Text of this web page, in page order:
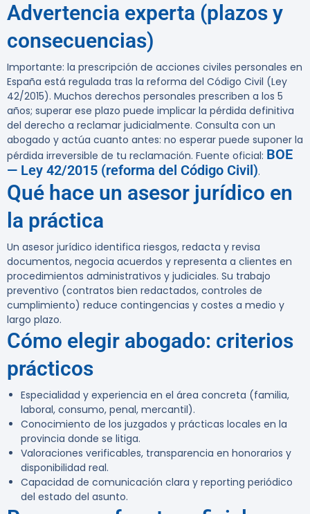
Advertencia experta (plazos y
consecuencias)
Importante: la prescripción de acciones civiles personales en
España está regulada tras la reforma del Código Civil (Ley
42/2015). Muchos derechos personales prescriben a los 5
años; superar ese plazo puede implicar la pérdida definitiva
del derecho a reclamar judicialmente. Consulta con un
abogado y actúa cuanto antes: no esperar puede suponer la
pérdida irreversible de tu reclamación. Fuente oficial: BOE
— Ley 42/2015 (reforma del Código Civil).
Qué hace un asesor jurídico en
la práctica
Un asesor jurídico identifica riesgos, redacta y revisa
documentos, negocia acuerdos y representa a clientes en
procedimientos administrativos y judiciales. Su trabajo
preventivo (contratos bien redactados, controles de
cumplimiento) reduce contingencias y costes a medio y
largo plazo.
Cómo elegir abogado: criterios
prácticos
Especialidad y experiencia en el área concreta (familia,
laboral, consumo, penal, mercantil).
Conocimiento de los juzgados y prácticas locales en la
provincia donde se litiga.
Valoraciones verificables, transparencia en honorarios y
disponibilidad real.
Capacidad de comunicación clara y reporting periódico
del estado del asunto.